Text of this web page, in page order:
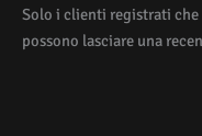
Solo i clienti registrati
possono lasciare una